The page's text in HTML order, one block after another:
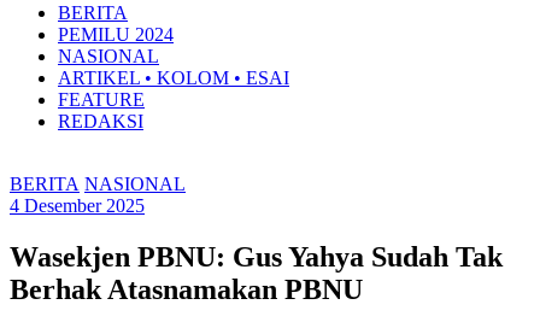
BERITA
PEMILU 2024
NASIONAL
ARTIKEL • KOLOM • ESAI
FEATURE
REDAKSI
BERITA NASIONAL
4 Desember 2025
Wasekjen PBNU: Gus Yahya Sudah Tak
Berhak Atasnamakan PBNU